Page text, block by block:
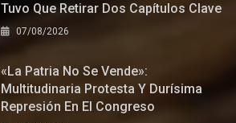
Tuvo Que Retirar Dos Capítulos Clave
07/08/2026
«La Patria No Se Vende»:
Multitudinaria Protesta Y Durísima
Represión En El Congreso